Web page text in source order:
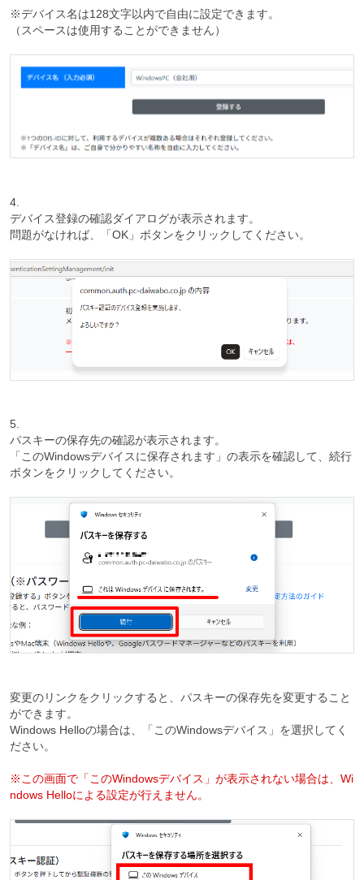
※デバイス名は128文字以内で自由に設定できます。
（スペースは使用することができません）
4.
デバイス登録の確認ダイアログが表示されます。
問題がなければ、「OK」ボタンをクリックしてください。
5.
パスキーの保存先の確認が表示されます。
「このWindowsデバイスに保存されます」の表示を確認して、続行
ボタンをクリックしてください。
変更のリンクをクリックすると、パスキーの保存先を変更すること
ができます。
Windows Helloの場合は、「このWindowsデバイス」を選択してく
ださい。
※この画面で「このWindowsデバイス」が表示されない場合は、Wi
ndows Helloによる設定が行えません。